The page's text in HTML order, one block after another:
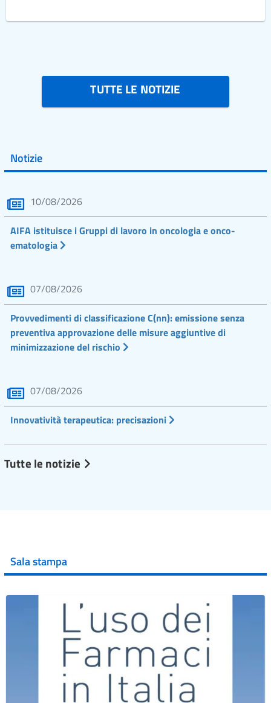
TUTTE LE NOTIZIE
Notizie
10/08/2026
AIFA istituisce i Gruppi di lavoro in oncologia e onco-
ematologia
07/08/2026
Provvedimenti di classificazione C(nn): emissione senza
preventiva approvazione delle misure aggiuntive di
minimizzazione del rischio
07/08/2026
Innovatività terapeutica: precisazioni
Tutte le notizie
Sala stampa